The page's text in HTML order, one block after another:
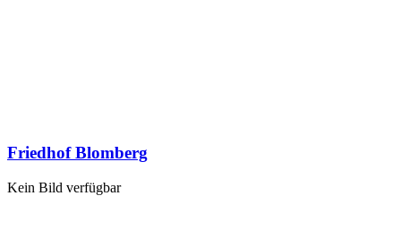
Friedhof Blomberg
Kein Bild verfügbar